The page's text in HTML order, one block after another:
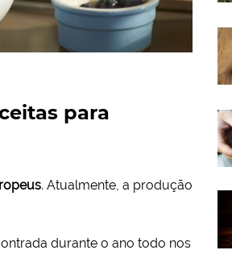
para
. Atualmente, a produção
durante o ano todo nos